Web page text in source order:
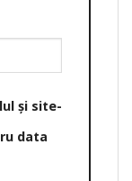
și site-
data